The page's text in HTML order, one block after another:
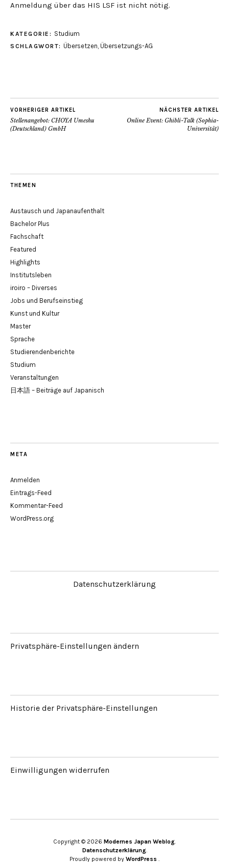
Anmeldung über das HIS LSF ist nicht nötig.
KATEGORIE: Studium
SCHLAGWORT: Übersetzen, Übersetzungs-AG
VORHERIGER ARTIKEL
Stellenangebot: CHOYA Umeshu
(Deutschland) GmbH
NÄCHSTER ARTIKEL
Online Event: Ghibli-Talk (Sophia-
Universität)
THEMEN
Austausch und Japanaufenthalt
Bachelor Plus
Fachschaft
Featured
Highlights
Institutsleben
iroiro – Diverses
Jobs und Berufseinstieg
Kunst und Kultur
Master
Sprache
Studierendenberichte
Studium
Veranstaltungen
日本語 – Beiträge auf Japanisch
META
Anmelden
Eintrags-Feed
Kommentar-Feed
WordPress.org
Datenschutzerklärung
Privatsphäre-Einstellungen ändern
Historie der Privatsphäre-Einstellungen
Einwilligungen widerrufen
Copyright © 2026 Modernes Japan Weblog
Datenschutzerklärung
Proudly powered by WordPress